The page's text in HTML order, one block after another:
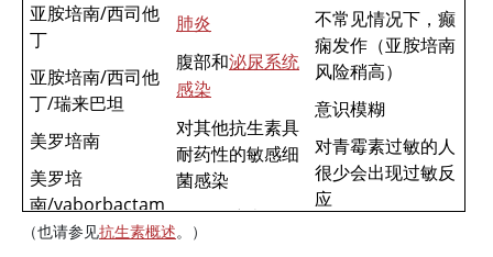
亚胺培南/西司他
丁
亚胺培南/西司他
丁/瑞来巴坦
美罗培南
美罗培
南/vaborbactam
泰比培南
肺炎
腹部和泌尿系统
感染
对其他抗生素具
耐药性的敏感细
菌感染
除厄他培南外，
假单胞菌
不常见情况下，癫
痫发作（亚胺培南
风险稍高）
意识模糊
对青霉素过敏的人
很少会出现过敏反
应
（也请参见抗生素概述。）